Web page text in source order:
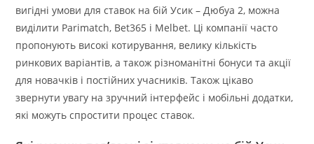
вигідні умови для ставок на бій Усик – Дюбуа 2, можна
виділити Parimatch, Bet365 і Melbet. Ці компанії часто
пропонують високі котирування, велику кількість
ринкових варіантів, а також різноманітні бонуси та акції
для новачків і постійних учасників. Також цікаво
звернути увагу на зручний інтерфейс і мобільні додатки,
які можуть спростити процес ставок.